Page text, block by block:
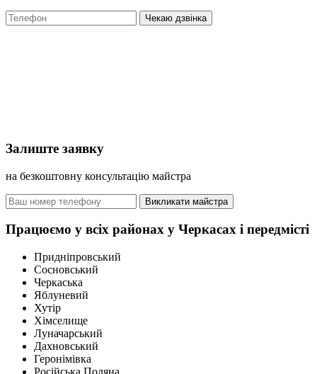
Чекаю дзвінка
Залиште заявку
на безкоштовну консультацію майстра
Викликати майстра
Працюємо у всіх районах у Черкасах і передмісті
Придніпровський
Сосновський
Черкаська
Яблуневий
Хутір
Хімселище
Луначарський
Дахновський
Геронімівка
Російська Поляна